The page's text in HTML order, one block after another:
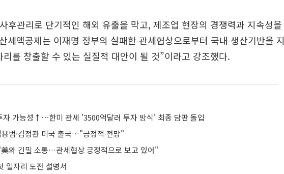
후관리로 단기적인 해외 유출을 막고, 제조업 현장의 경쟁력과 지속성을
세액공제는 이재명 정부의 실패한 관세협상으로부터 국내 생산기반을 지
를 창출할 수 있는 실질적 대안이 될 것”이라고 강조했다.
자 가능성↑⋯한미 관세 '3500억달러 투자 방식' 최종 담판 돌입
범·김정관 미국 출국…"긍정적 전망"
와 긴밀 소통…관세협상 긍정적으로 보고 있어"
일자리 도전 설명서